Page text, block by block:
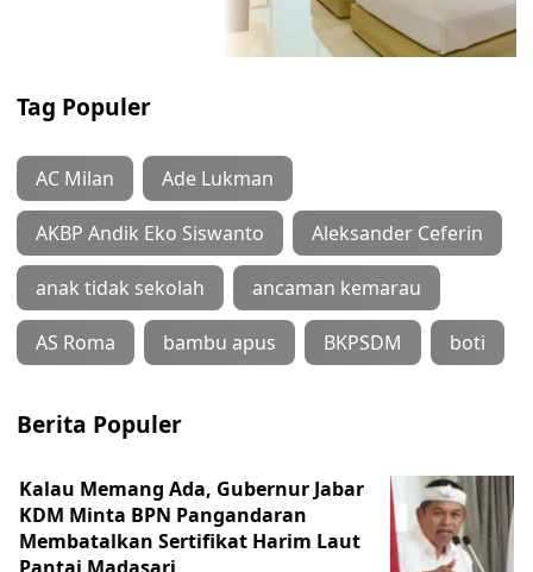
Tag Populer
AC Milan Ade Lukman
AKBP Andik Eko Siswanto Aleksander Ceferin
anak tidak sekolah ancaman kemarau
AS Roma bambu apus BKPSDM boti
Berita Populer
Kalau Memang Ada, Gubernur Jabar
KDM Minta BPN Pangandaran
Membatalkan Sertifikat Harim Laut